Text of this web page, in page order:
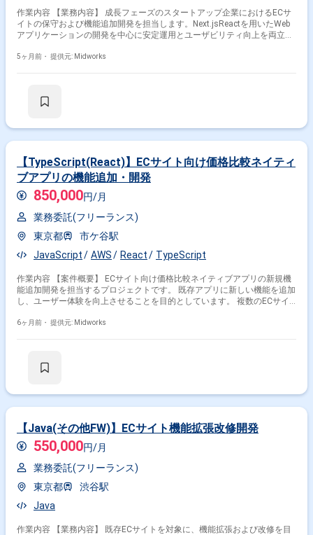
作業内容 【業務内容】 成長フェーズのスタートアップ企業におけるECサ
イトの保守および機能追加開発を担当します。Next.jsReactを用いたWeb
アプリケーションの開発を中心に安定運用とユーザビリティ向上を両立さ
ス統合を行いインフラ管理やUIUX改善バグ修正まで幅広く対応します。
改善 ・不具合調査および修正対応
5ヶ月前・ 提供元: Midworks
【TypeScript(React)】ECサイト向け価格比較ネイティ
ブアプリの機能追加・開発
850,000円/月
業務委託(フリーランス)
東京都
市ケ谷駅
JavaScript
AWS React TypeScript
作業内容 【案件概要】 ECサイト向け価格比較ネイティブアプリの新規機
能追加開発を担当するプロジェクトです。 既存アプリに新しい機能を追加
し、ユーザー体験を向上させることを目的としています。 複数のECサイ
フサイクルの延命にも寄与します。 開発にあたってはチーム内でUI/UX改
構築・運用 ・UI/UXデザインの改善と実装 ・既存機能との連携、テスト、
6ヶ月前・ 提供元: Midworks
【Java(その他FW)】ECサイト機能拡張改修開発
550,000円/月
業務委託(フリーランス)
東京都
渋谷駅
Java
作業内容 【業務内容】 既存ECサイトを対象に、機能拡張および改修を目